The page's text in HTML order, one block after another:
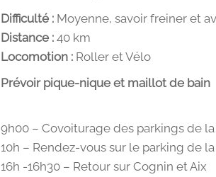
Difficulté : Moyenne, savoir freiner et
Distance : 40 km
Locomotion : Roller et Vélo
Prévoir pique-nique et maillot de bain
9h00 – Covoiturage des parkings de
10h – Rendez-vous sur le parking de
16h -16h30 – Retour sur Cognin et Aix